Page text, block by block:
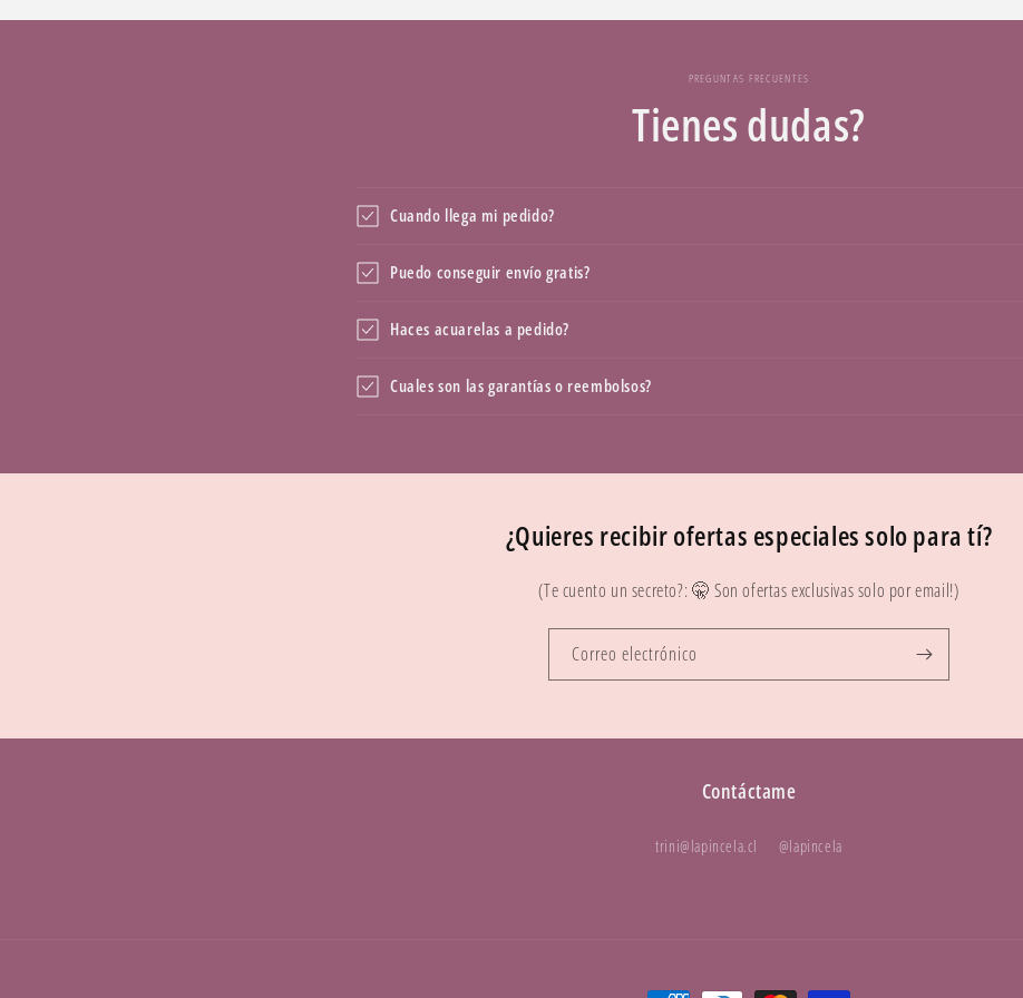
PREGUNTAS FRECUENTES
Tienes dudas?
Cuando llega mi pedido?
Puedo conseguir envío gratis?
Haces acuarelas a pedido?
Cuales son las garantías o reembolsos?
¿Quieres recibir ofertas especiales solo para tí?
(Te cuento un secreto?: 🤫 Son ofertas exclusivas solo por email!)
Correo electrónico
Contáctame
trini@lapincela.cl @lapincela